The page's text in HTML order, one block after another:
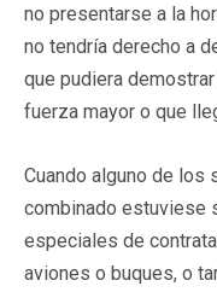
no presentarse a la
no tendría derecho a
que pudiera
fuerza mayor o que
Cuando alguno de
combinado estuviese
especiales de
aviones o buques, o